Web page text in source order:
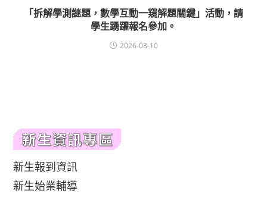
「拆解學測謎題，數學互動一窺解題關鍵」活動，請
學生踴躍報名參加。
2026-03-10
新生報到資訊
新生始業輔導